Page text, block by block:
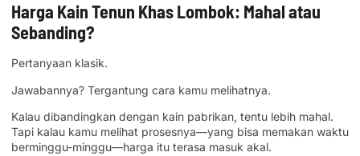
Harga Kain Tenun Khas Lombok: Mahal atau
Sebanding?
Pertanyaan klasik.
Jawabannya? Tergantung cara kamu melihatnya.
Kalau dibandingkan dengan kain pabrikan, tentu lebih mahal.
Tapi kalau kamu melihat prosesnya—yang bisa memakan waktu
berminggu-minggu—harga itu terasa masuk akal.